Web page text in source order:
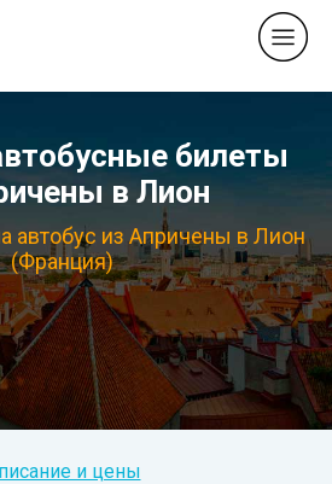
билеты
в Лион
автобус из Апричены в Лион
(Франция)
и цены